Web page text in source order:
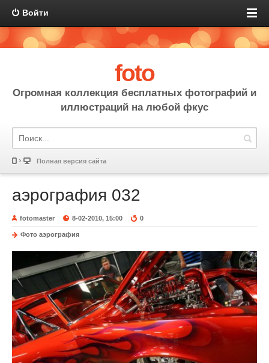
Войти
foto
Огромная коллекция бесплатных фотографий и
иллюстраций на любой фкус
Полная версия сайта
аэрография 032
fotomaster 8-02-2010, 15:00 0
Фото аэрография